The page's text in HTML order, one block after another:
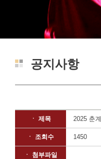
공지사항
ㆍ 제목 2025 춘
ㆍ 조회수 1450
ㆍ 첨부파일